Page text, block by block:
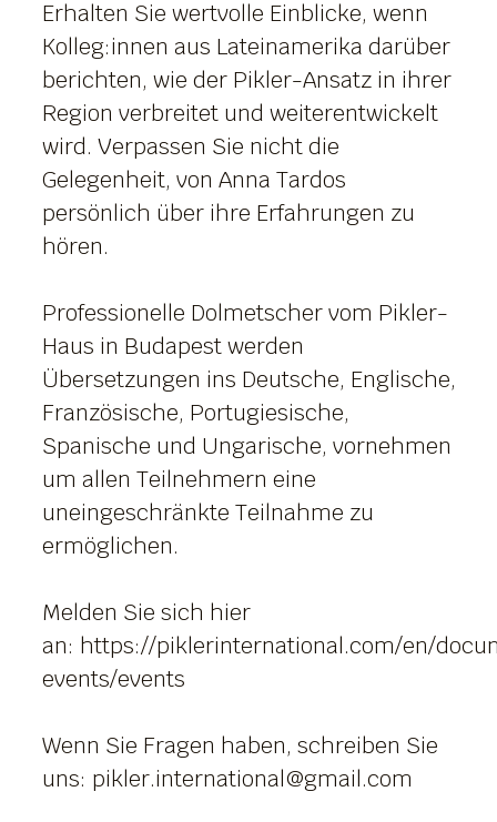
Erhalten Sie wertvolle Einblicke, wenn
Kolleg:innen aus Lateinamerika darüber
berichten, wie der Pikler-Ansatz in ihrer
Region verbreitet und weiterentwickelt
wird. Verpassen Sie nicht die
Gelegenheit, von Anna Tardos
persönlich über ihre Erfahrungen zu
hören.
Professionelle Dolmetscher vom Pikler-
Haus in Budapest werden
Übersetzungen ins Deutsche, Englische,
Französische, Portugiesische,
Spanische und Ungarische, vornehmen
um allen Teilnehmern eine
uneingeschränkte Teilnahme zu
ermöglichen.
Melden Sie sich hier
an: https://piklerinternational.com/en/
events/events
Wenn Sie Fragen haben, schreiben Sie
uns: pikler.international@gmail.com